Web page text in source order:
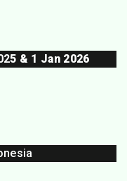
5 & 1 Jan 2026